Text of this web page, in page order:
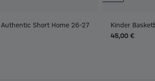
Short Home 26-27
Kinder
45,00 €